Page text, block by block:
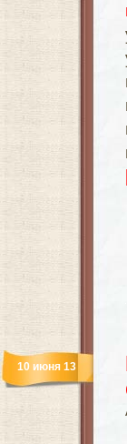
10 июня 13